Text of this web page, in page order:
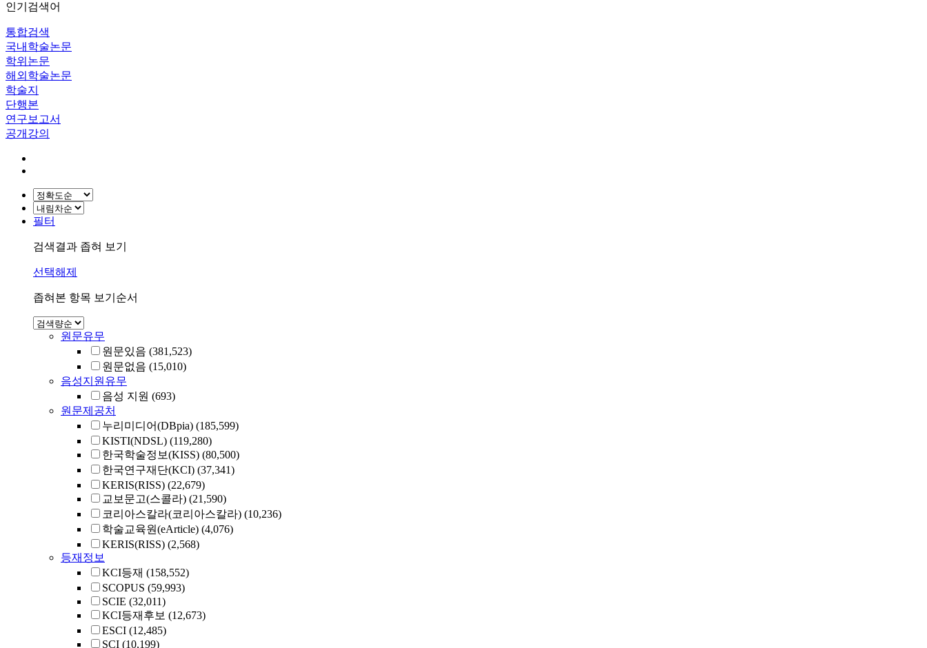
인기검색어
통합검색
국내학술논문
학위논문
해외학술논문
학술지
단행본
연구보고서
공개강의
필터
검색결과 좁혀 보기
선택해제
좁혀본 항목 보기순서
원문유무
원문있음 (381,523)
원문없음 (15,010)
음성지원유무
음성 지원 (693)
원문제공처
누리미디어(DBpia) (185,599)
KISTI(NDSL) (119,280)
한국학술정보(KISS) (80,500)
한국연구재단(KCI) (37,341)
KERIS(RISS) (22,679)
교보문고(스콜라) (21,590)
코리아스칼라(코리아스칼라) (10,236)
학술교육원(eArticle) (4,076)
KERIS(RISS) (2,568)
등재정보
KCI등재 (158,552)
SCOPUS (59,993)
SCIE (32,011)
KCI등재후보 (12,673)
ESCI (12,485)
SCI (10,199)